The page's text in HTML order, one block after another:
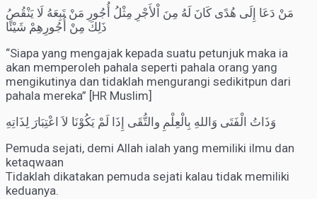
مَنْ دَعَا إِلَى هُدًى كَانَ لَهُ مِنَ اْلأَجْرِ مِثْلُ أُجُورِ مَنْ تَبِعَهُ لَا يَنْقُصُ
ذَلِكَ مِنْ أُجُورِهِمْ شَيْئًا
“Siapa yang mengajak kepada suatu petunjuk maka ia
akan memperoleh pahala seperti pahala orang yang
mengikutinya dan tidaklah mengurangi sedikitpun dari
pahala mereka” [HR Muslim]
وَذَاتُ الْفَتَى وَاللهِ بِالْعِلْمِ والتُّقَى إِذَا لَمْ يَكُوْنَا لاَ اعْتِبَارَ لِذَاتِهِ
Pemuda sejati, demi Allah ialah yang memiliki ilmu dan
ketaqwaan
Tidaklah dikatakan pemuda sejati kalau tidak memiliki
keduanya.